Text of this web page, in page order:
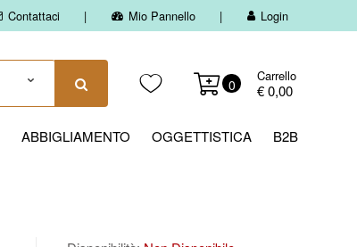
Contattaci Mio Pannello Login
0
Carrello
€ 0,00
ABBIGLIAMENTO OGGETTISTICA B2B